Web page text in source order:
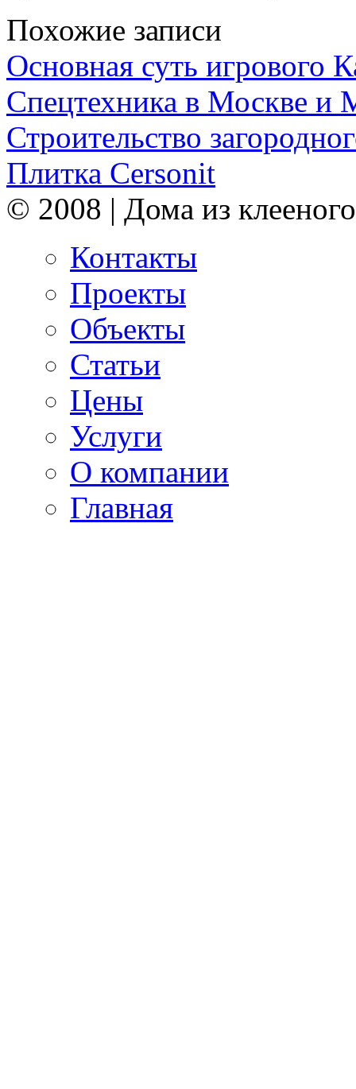
Похожие записи
Основная суть игрового
Спецтехника в Москве и
Строительство
Плитка Cersonit
© 2008 | Дома из
Контакты
Проекты
Объекты
Статьи
Цены
Услуги
О компании
Главная